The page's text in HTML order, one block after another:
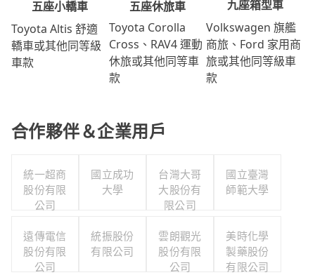
五座小轎車
Toyota Altis 舒適
轎車或其他同等級
車款
五座休旅車
Toyota Corolla
Cross、RAV4 運動
休旅或其他同等車
款
九座箱型車
Volkswagen 旗艦
商旅、Ford 家用商
旅或其他同等級車
款
合作夥伴＆企業用戶
統一超商
股份有限
公司
國立成功
大學
台灣大哥
大股份有
限公司
國立臺灣
師範大學
遠傳電信
股份有限
公司
統振股份
有限公司
雲朗觀光
股份有限
公司
美時化學
製藥股份
有限公司